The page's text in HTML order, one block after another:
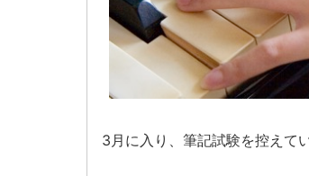
3月に入り、筆記試験を控えて